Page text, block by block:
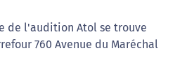
de l'audition Atol se trouve
760 Avenue du Maréchal